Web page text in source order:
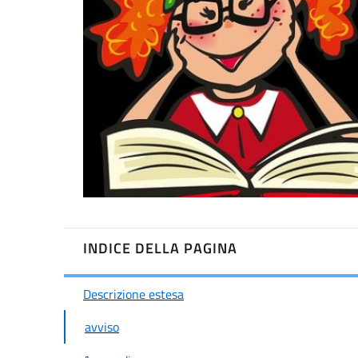
INDICE DELLA PAGINA
Descrizione estesa
avviso